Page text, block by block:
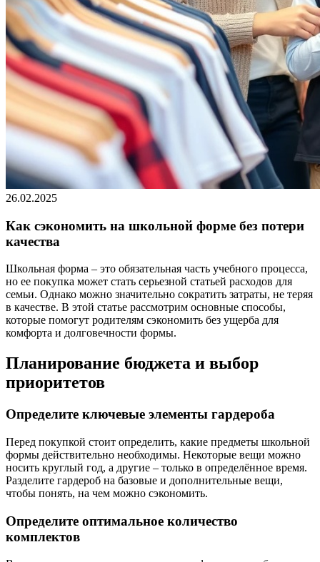
26.02.2025
Как сэкономить на школьной форме без потери
качества
Школьная форма – это обязательная часть учебного процесса,
но ее покупка может стать серьезной статьей расходов для
семьи. Однако можно значительно сократить затраты, не теряя
в качестве. В этой статье рассмотрим основные способы,
которые помогут родителям сэкономить без ущерба для
комфорта и долговечности формы.
Планирование бюджета и выбор
приоритетов
Определите ключевые элементы гардероба
Перед покупкой стоит определить, какие предметы школьной
формы действительно необходимы. Некоторые вещи можно
носить круглый год, а другие – только в определённое время.
Разделите гардероб на базовые и дополнительные вещи,
чтобы понять, на чем можно сэкономить.
Определите оптимальное количество
комплектов